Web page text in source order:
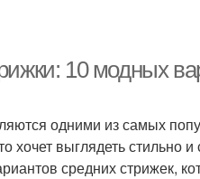
10 модных
одними из самых
хочет выглядеть
средних стрижек,